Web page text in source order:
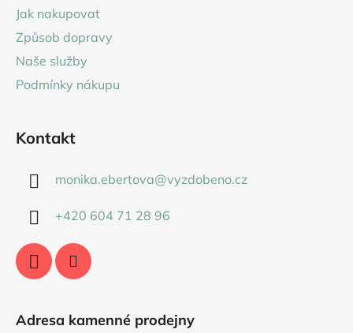
Jak nakupovat
Způsob dopravy
Naše služby
Podmínky nákupu
Kontakt
monika.ebertova@vyzdobeno.cz
+420 604 71 28 96
Adresa kamenné prodejny